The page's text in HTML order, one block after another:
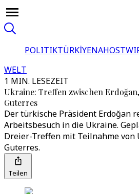
POLITIKTÜRKİYENAHOST
WELT
1 MIN. LESEZEIT
Ukraine: Treffen zwischen
Guterres
Der türkische Präsident Erdoğan
Arbeitsbesuch in die Ukraine.
Dreier-Treffen mit Teilnahme von
Guterres.
Teilen